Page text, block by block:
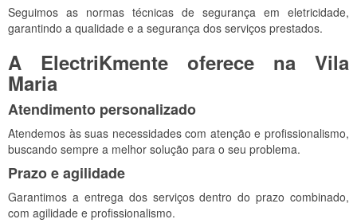
Seguimos as normas técnicas de segurança em eletricidade,
garantindo a qualidade e a segurança dos serviços prestados.
A ElectriKmente oferece na Vila
Maria
Atendimento personalizado
Atendemos às suas necessidades com atenção e profissionalismo,
buscando sempre a melhor solução para o seu problema.
Prazo e agilidade
Garantimos a entrega dos serviços dentro do prazo combinado,
com agilidade e profissionalismo.